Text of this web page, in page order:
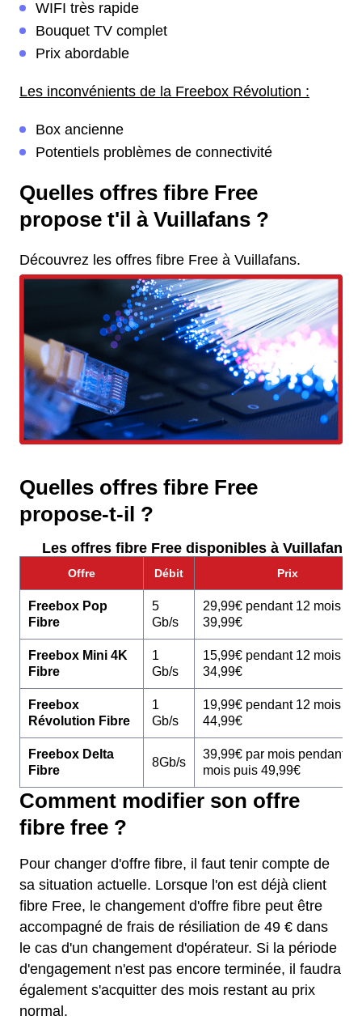
WIFI très rapide
Bouquet TV complet
Prix abordable
Les inconvénients de la Freebox Révolution :
Box ancienne
Potentiels problèmes de connectivité
Quelles offres fibre Free
propose t'il à Vuillafans ?
Découvrez les offres fibre Free à Vuillafans.
Quelles offres fibre Free
propose-t-il ?
Les offres fibre Free disponibles à Vuillafans :
Offre Débit Prix
Freebox Pop
Fibre
5
Gb/s
29,99€ pendant 12 mois
39,99€
Freebox Mini 4K
Fibre
1
Gb/s
15,99€ pendant 12 mois
34,99€
Freebox
Révolution Fibre
1
Gb/s
19,99€ pendant 12 mois
44,99€
Freebox Delta
Fibre
8Gb/s
39,99€ par mois pendant 12
mois puis 49,99€
Comment modifier son offre
fibre free ?
Pour changer d'offre fibre, il faut tenir compte de
sa situation actuelle. Lorsque l'on est déjà client
fibre Free, le changement d'offre fibre peut être
accompagné de frais de résiliation de 49 € dans
le cas d'un changement d'opérateur. Si la période
d'engagement n'est pas encore terminée, il faudra
également s'acquitter des mois restant au prix
normal.